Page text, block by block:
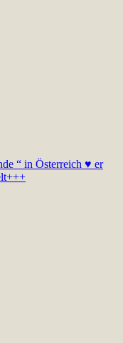
“ in Österreich ♥ er